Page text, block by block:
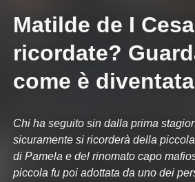
Matilde de I
ricordate?
come è
Chi ha seguito sin dalla prima
sicuramente si ricorderà della
di Pamela e del rinomato capo
piccola fu poi adottata da uno dei